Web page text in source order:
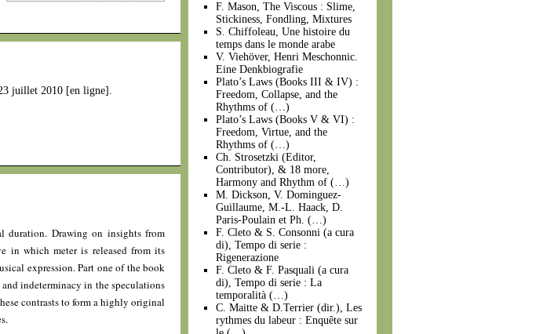
juillet 2010 [en ligne].
duration. Drawing on insights from
in which meter is released from its
expression. Part one of the book
indeterminacy in the speculations
contrasts to form a highly original
F. Mason, The Viscous : Slime,
Stickiness, Fondling, Mixtures
S. Chiffoleau, Une histoire du
temps dans le monde arabe
V. Viehöver, Henri Meschonnic.
Eine Denkbiografie
Plato’s Laws (Books III & IV) :
Freedom, Collapse, and the
Rhythms of (…)
Plato’s Laws (Books V & VI) :
Freedom, Virtue, and the
Rhythms of (…)
Ch. Strosetzki (Editor,
Contributor), & 18 more,
Harmony and Rhythm of (…)
M. Dickson, V. Dominguez-
Guillaume, M.-L. Haack, D.
Paris-Poulain et Ph. (…)
F. Cleto & S. Consonni (a cura
di), Tempo di serie :
Rigenerazione
F. Cleto & F. Pasquali (a cura
di), Tempo di serie : La
temporalità (…)
C. Maitte & D.Terrier (dir.), Les
rythmes du labeur : Enquête sur